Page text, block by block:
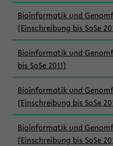
Bioinformatik und
(Einschreibung bis SoSe
Bioinformatik und
bis SoSe 2011)
Bioinformatik und
(Einschreibung bis SoSe
Bioinformatik und
(Einschreibung bis SoSe